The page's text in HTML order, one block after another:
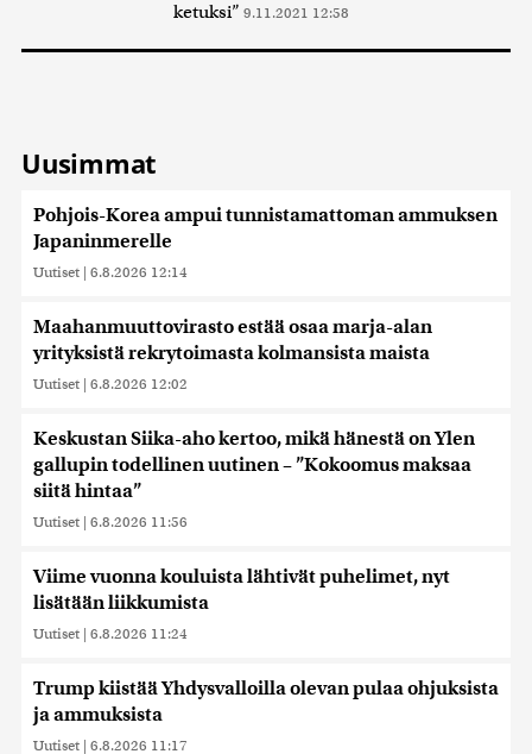
ketuksi” 9.11.2021 12:58
Uusimmat
Pohjois-Korea ampui tunnistamattoman ammuksen
Japaninmerelle
Uutiset | 6.8.2026 12:14
Maahanmuuttovirasto estää osaa marja-alan
yrityksistä rekrytoimasta kolmansista maista
Uutiset | 6.8.2026 12:02
Keskustan Siika-aho kertoo, mikä hänestä on Ylen
gallupin todellinen uutinen – ”Kokoomus maksaa
siitä hintaa”
Uutiset | 6.8.2026 11:56
Viime vuonna kouluista lähtivät puhelimet, nyt
lisätään liikkumista
Uutiset | 6.8.2026 11:24
Trump kiistää Yhdysvalloilla olevan pulaa ohjuksista
ja ammuksista
Uutiset | 6.8.2026 11:17